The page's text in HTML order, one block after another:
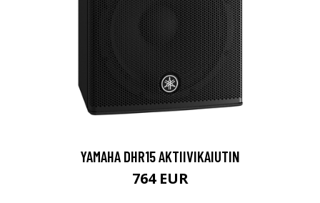
YAMAHA DHR15 AKTIIVIKAIUTIN
764 EUR